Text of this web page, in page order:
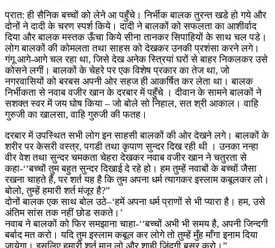
प्रात: ही सैनिक बच्चों को लेने आ पहुँचे। निर्भीक बालक तुरन्त खडे हो गये और
दोनों ने दादी के चरण स्पर्श किये। दादी ने बालकों को सफलता का आशीर्वाद
दिया और बालक मस्तक ऊँचा किये सीना तानकर सिपाहियों के साथ चल पडे।
लोग बालकों की कोमलता तथा साहस को देखकर उनकी प्रशंसा करने लगे।
गंगू आगे-आगे चल रहा था, जिसे देख अनेक स्त्रियां घरों से बाहर निकलकर उसे
कोसने लगीं। बालकों के चेहरे पर एक विशेष प्रकार का तेज था, जो
नगरवासियों को बरबस अपनी ओर सहज ही आकर्षित कर लेता था। बालक
निर्भीकता से नवाब वजीर खान के दरबार में पहुँचे । दीवान के सामने बालकों ने
सशक्त स्वर में जय घोष किया – जो बोले सो निहाल, सत श्री आकाल। वाहि
गुरुजी का खालसा, वाहि गुरुजी की फतह।
दरबार में उपस्थित सभी लोग इन साहसी बालकों की ओर देखने लगे। बालकों के
शरीर पर केसरी वस्त्र, पगडी तथा कृपाण सुन्दर दिख रही थी । उनका नन्हा
वीर वेश तथा सुन्दर चमकता चेहरा देखकर नवाब वजीर खान ने चतुरता से
कहा-‘‘बच्चों तुम बहुत सुन्दर दिखाई दे रहे हो। हम तुम्हें नवाबों के बच्चों जैसा
रखना चाहते हैं, पर शर्त यह है कि तुम अपना धर्म त्यागकर इस्लाम कबूलकर लो।
बोलो, तुम्हें हमारी शर्त मंजूर है?”
दोनों बालक एक साथ बोल उठे–‘हमें अपना धर्म प्राणों से भी प्यारा है। हम, उसे
अंतिम सांस तक नहीं छोड सकते।’
नवाब ने बालकों को फिर समझाना चाहा-‘‘बच्चों अभी भी समय है, अपनी जिन्दगी
बर्बाद मत करो। यदि तुम इस्लाम कबूल कर लोगे तो तुम्हें मुँह माँगा इनाम दिया
जायेगा। इसलिए हमारी शर्त मान लो और शाही जिंदगी बसर करो।”